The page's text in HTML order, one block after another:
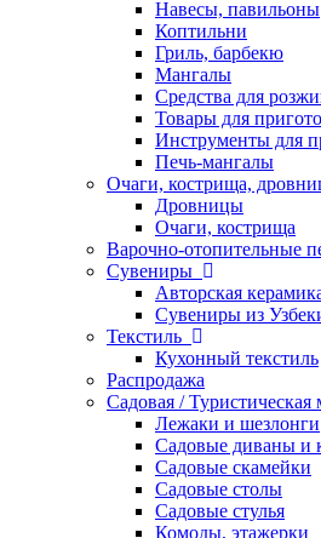
Навесы, павильоны
Коптильни
Гриль, барбекю
Мангалы
Средства для
Товары для
Инструменты для
Печь-мангалы
Очаги, кострища,
Дровницы
Очаги, кострища
Варочно-отопительные
Сувениры
Авторская
Сувениры из
Текстиль
Кухонный текстиль
Распродажа
Садовая / Туристическая
Лежаки и шезлонги
Садовые диваны и
Садовые скамейки
Садовые столы
Садовые стулья
Комоды, этажерки